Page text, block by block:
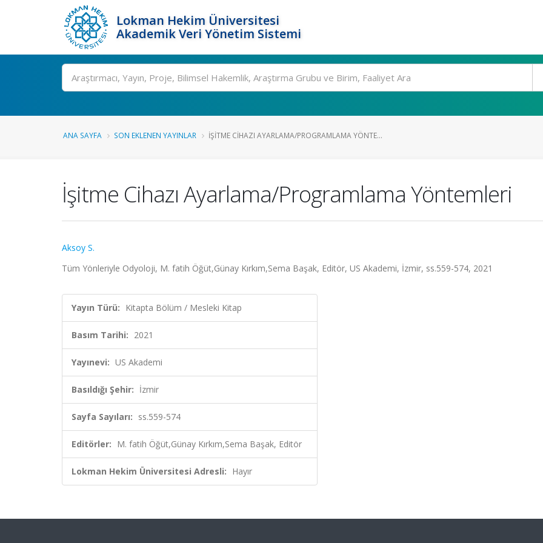
Lokman Hekim Üniversitesi
Akademik Veri Yönetim Sistemi
Ara
ANA SAYFA SON EKLENEN YAYINLAR İŞITME CIHAZI AYARLAMA/PROGRAMLAMA YÖNTE...
İşitme Cihazı Ayarlama/Programlama Yöntemleri
Aksoy S.
Tüm Yönleriyle Odyoloji, M. fatih Öğüt,Günay Kırkım,Sema Başak, Editör, US Akademi, İzmir, ss.559-574, 2021
Yayın Türü: Kitapta Bölüm / Mesleki Kitap
Basım Tarihi: 2021
Yayınevi: US Akademi
Basıldığı Şehir: İzmir
Sayfa Sayıları: ss.559-574
Editörler: M. fatih Öğüt,Günay Kırkım,Sema Başak, Editör
Lokman Hekim Üniversitesi Adresli: Hayır